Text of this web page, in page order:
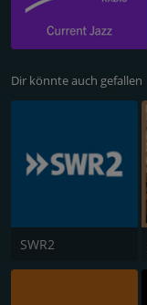
Dir könnte auch gefallen
SWR2